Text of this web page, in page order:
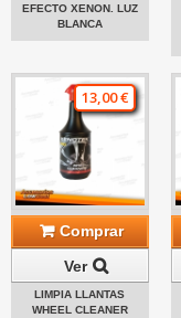
EFECTO XENON. LUZ
BLANCA
13,00 €
Comprar
Ver
LIMPIA LLANTAS
WHEEL CLEANER